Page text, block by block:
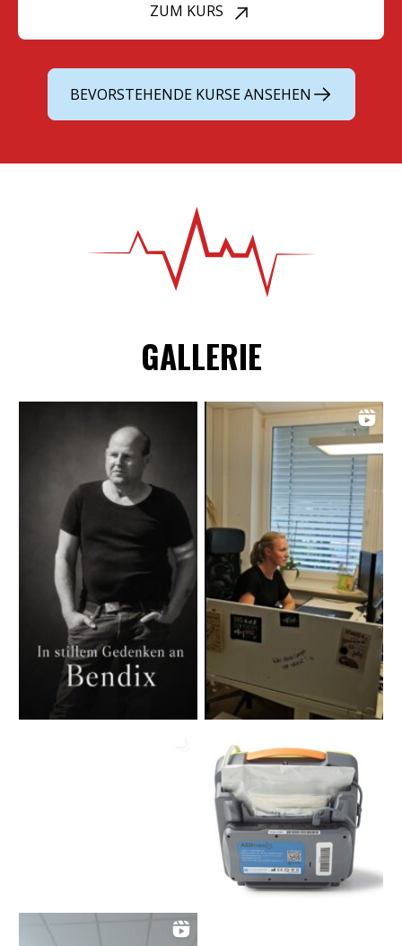
ZUM KURS
BEVORSTEHENDE KURSE ANSEHEN
GALLERIE